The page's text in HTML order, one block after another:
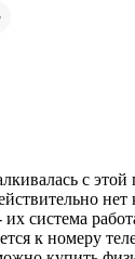
с этой
нет
система
к номеру